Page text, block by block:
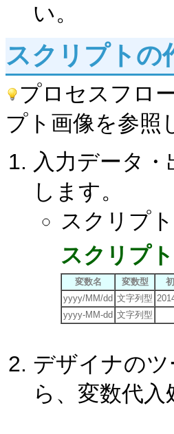
い。
スクリプトの
プロセスフロ
プト画像を参照
入力データ
します。
スクリプ
スクリプ
変数名 変数型
yyyy/MM/dd 文字列型
yyyy-MM-dd 文字列型
デザイナの
ら、変数代